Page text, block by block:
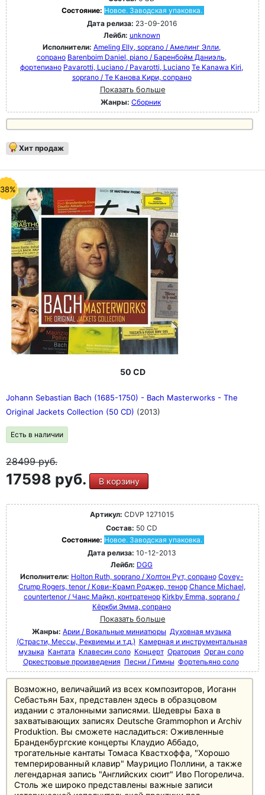
Состояние: Новое. Заводская упаковка.
Дата релиза: 23-09-2016
Лейбл: unknown
Исполнители: Ameling Elly, soprano / Амелинг Элли,
сопрано Barenboim Daniel, piano / Баренбойм Даниэль,
фортепиано Pavarotti, Luciano / Pavarotti, Luciano Te Kanawa Kiri,
soprano / Те Канова Кири, сопрано
Показать больше
Жанры: Сборник
Хит продаж
50 CD
Johann Sebastian Bach (1685-1750) - Bach Masterworks - The
Original Jackets Collection (50 CD) (2013)
Есть в наличии
28499руб.
17598 руб. В корзину
Артикул: CDVP 1271015
Состав: 50 CD
Состояние: Новое. Заводская упаковка.
Дата релиза: 10-12-2013
Лейбл: DGG
Исполнители: Holton Ruth, soprano / Холтон Рут, сопрано Covey-
Crump Rogers, tenor / Кови-Крамп Роджер, тенор Chance Michael,
countertenor / Чанс Майкл, контратенор Kirkby Emma, soprano /
Кёркби Эмма, сопрано
Показать больше
Жанры: Арии / Вокальные миниатюры Духовная музыка
(Страсти, Мессы, Реквиемы и т.д.) Камерная и инструментальная
музыка Кантата Клавесин соло Концерт Оратория Орган соло
Оркестровые произведения Песни / Гимны Фортепьяно соло
Возможно, величайший из всех композиторов, Иоганн
Себастьян Бах, представлен здесь в образцовом
издании с эталонными записями. Шедевры Баха в
захватывающих записях Deutsche Grammophon и Archiv
Produktion. Вы сможете насладиться: Оживленные
Бранденбургские концерты Клаудио Аббадо,
трогательные кантаты Томаса Квастхоффа, "Хорошо
темперированный клавир" Маурицио Поллини, а также
легендарная запись "Английских сюит" Иво Погорелича.
Столь же широко представлены важные записи